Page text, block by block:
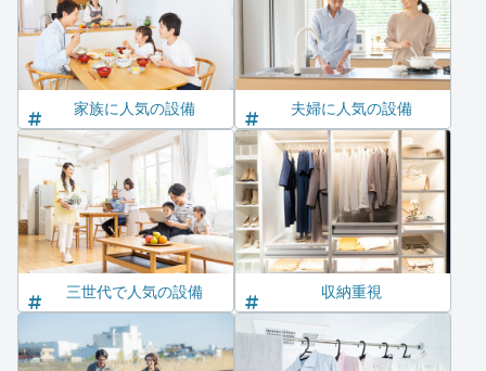
家族に人気の設備 夫婦に人気の設備
三世代で人気の設備 収納重視